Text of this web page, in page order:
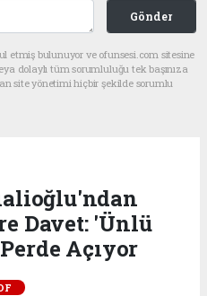
Gönder
etmiş bulunuyor ve ofunsesi.com sitesine
dolaylı tüm sorumluluğu tek başınıza
site yönetimi hiçbir şekilde sorumlu
Davet: 'Ünlü
Açıyor